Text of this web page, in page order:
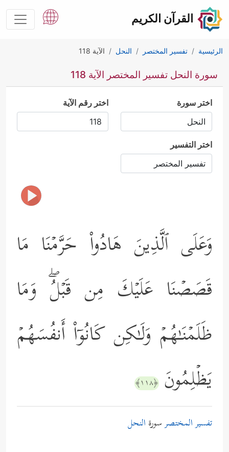
القرآن الكريم
الرئيسية تفسير المختصر النحل الآية 118
سورة النحل تفسير المختصر الآية 118
اختر سورة اختر رقم الآية
اختر التفسير
وَعَلَى ٱلَّذِینَ هَادُواْ حَرَّمۡنَا مَا
قَصَصۡنَا عَلَیۡكَ مِن قَبۡلُۖ وَمَا
ظَلَمۡنَـٰهُمۡ وَلَـٰكِن كَانُوۤاْ أَنفُسَهُمۡ
یَظۡلِمُونَ ﴿١١٨﴾
تفسير المختصرسورة النحل